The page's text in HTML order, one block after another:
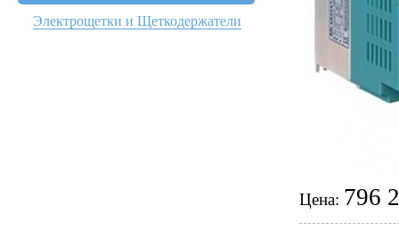
Электрощетки и Щеткодержатели
Цена: 796